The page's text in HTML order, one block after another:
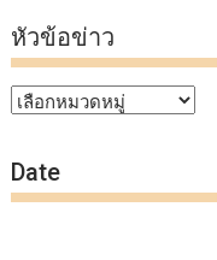
หัวข้อข่าว
หัวข้อ
Date